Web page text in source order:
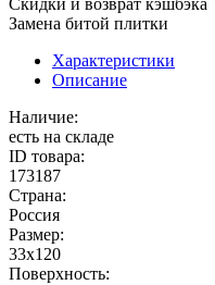
Замена битой плитки
Характеристики
Описание
Наличие:
есть на складе
ID товара:
173187
Страна:
Россия
Размер:
33x120
Поверхность: